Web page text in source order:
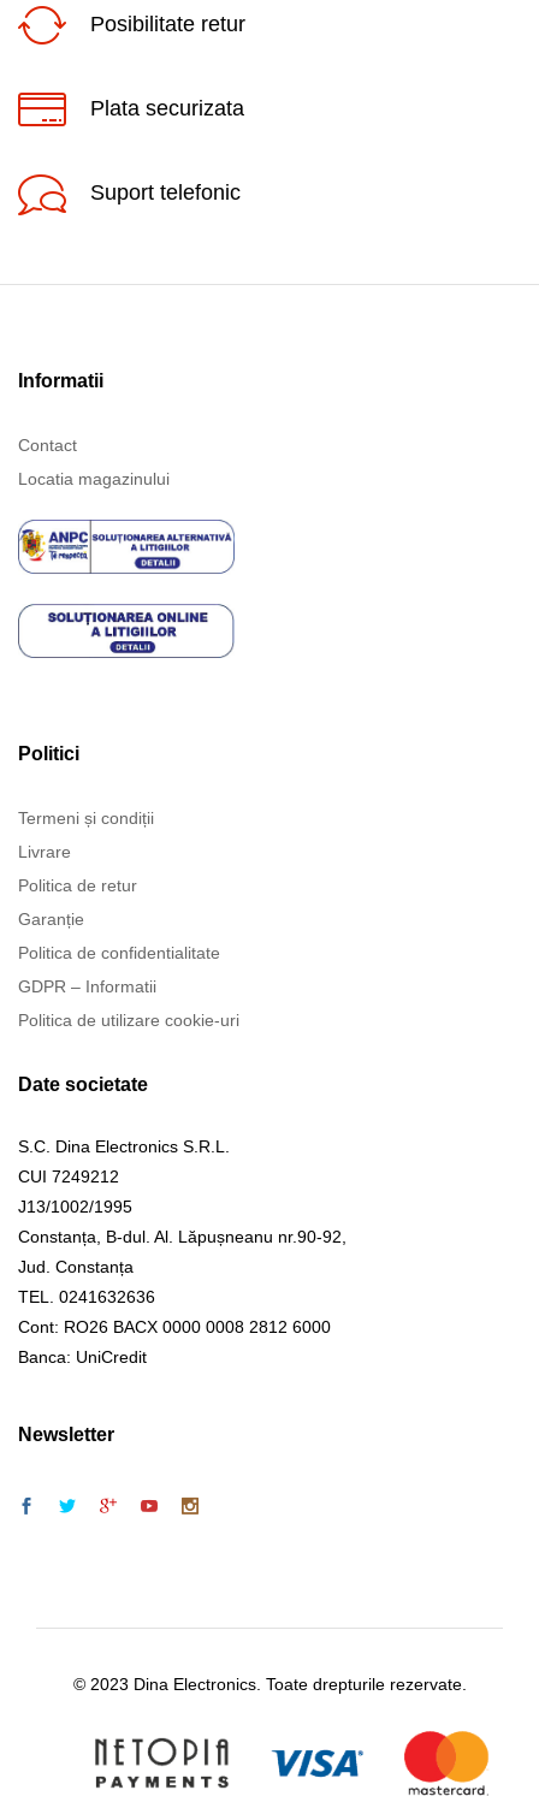
Posibilitate retur
Plata securizata
Suport telefonic
Informatii
Contact
Locatia magazinului
Politici
Termeni și condiții
Livrare
Politica de retur
Garanție
Politica de confidentialitate
GDPR – Informatii
Politica de utilizare cookie-uri
Date societate
S.C. Dina Electronics S.R.L.
CUI 7249212
J13/1002/1995
Constanța, B-dul. Al. Lăpușneanu nr.90-92,
Jud. Constanța
TEL. 0241632636
Cont: RO26 BACX 0000 0008 2812 6000
Banca: UniCredit
Newsletter
© 2023 Dina Electronics. Toate drepturile rezervate.